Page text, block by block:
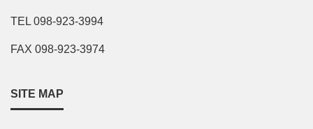
TEL 098-923-3994
FAX 098-923-3974
SITE MAP